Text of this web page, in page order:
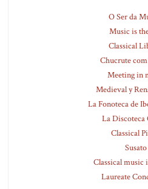
O Ser da
Music is
Classical
Chucrute
Meeting in
Medieval y
La Fonoteca de
La Discoteca
Classical
Susato
Classical music
Laureate